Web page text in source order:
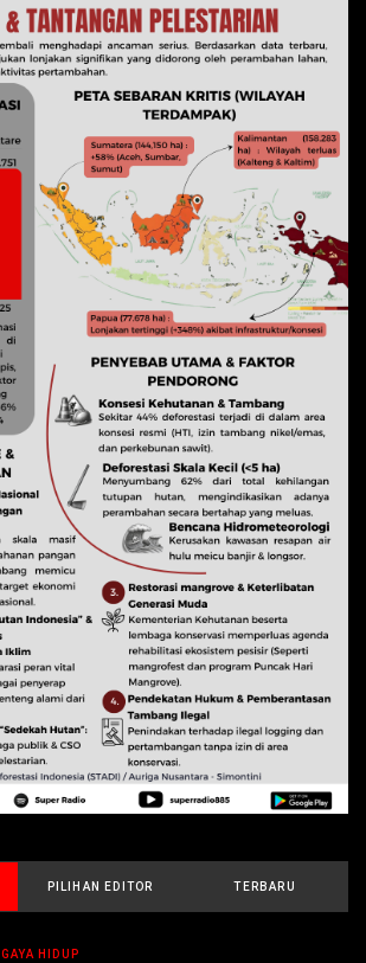
PILIHAN EDITOR TERBARU
GAYA HIDUP